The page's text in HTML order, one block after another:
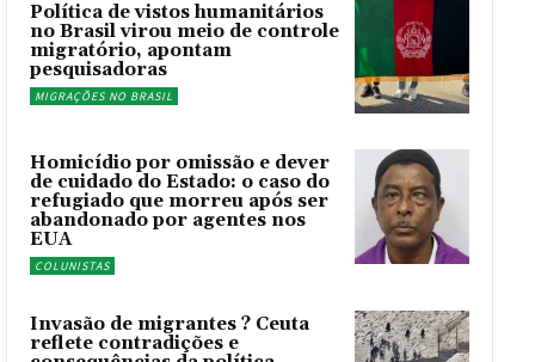
Política de vistos humanitários
no Brasil virou meio de controle
migratório, apontam
pesquisadoras
MIGRAÇÕES NO BRASIL
Homicídio por omissão e dever
de cuidado do Estado: o caso do
refugiado que morreu após ser
abandonado por agentes nos
EUA
COLUNISTAS
Invasão de migrantes ? Ceuta
reflete contradições e